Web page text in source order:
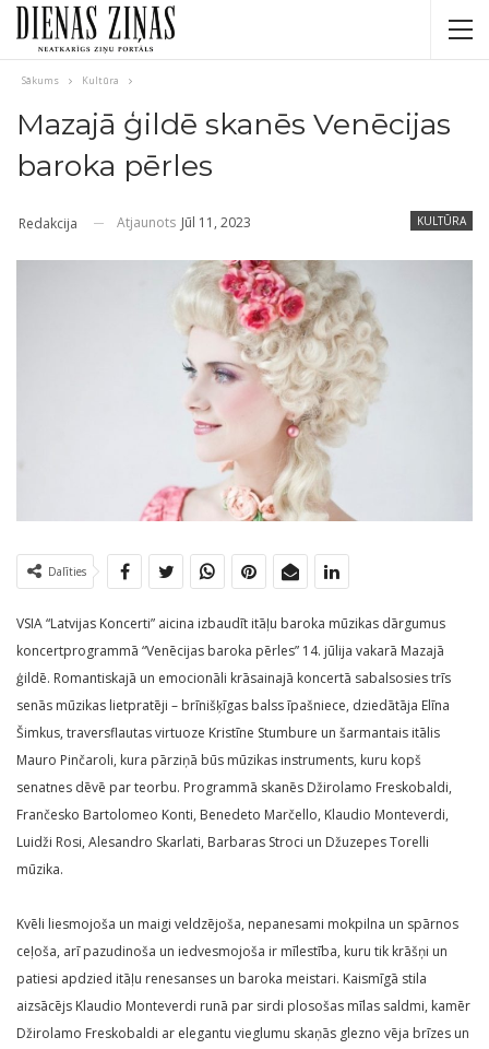
Sākums Kultūra
Mazajā ģildē skanēs Venēcijas
baroka pērles
KULTŪRA
Redakcija Atjaunots Jūl 11, 2023
Dalīties
VSIA “Latvijas Koncerti” aicina izbaudīt itāļu baroka mūzikas dārgumus
koncertprogrammā “Venēcijas baroka pērles” 14. jūlija vakarā Mazajā
ģildē. Romantiskajā un emocionāli krāsainajā koncertā sabalsosies trīs
senās mūzikas lietpratēji – brīnišķīgas balss īpašniece, dziedātāja Elīna
Šimkus, traversflautas virtuoze Kristīne Stumbure un šarmantais itālis
Mauro Pinčaroli, kura pārziņā būs mūzikas instruments, kuru kopš
senatnes dēvē par teorbu. Programmā skanēs Džirolamo Freskobaldi,
Frančesko Bartolomeo Konti, Benedeto Marčello, Klaudio Monteverdi,
Luidži Rosi, Alesandro Skarlati, Barbaras Stroci un Džuzepes Torelli
mūzika.
Kvēli liesmojoša un maigi veldzējoša, nepanesami mokpilna un spārnos
ceļoša, arī pazudinoša un iedvesmojoša ir mīlestība, kuru tik krāšņi un
patiesi apdzied itāļu renesanses un baroka meistari. Kaismīgā stila
aizsācējs Klaudio Monteverdi runā par sirdi plosošas mīlas saldmi, kamēr
Džirolamo Freskobaldi ar elegantu vieglumu skaņās glezno vēja brīzes un